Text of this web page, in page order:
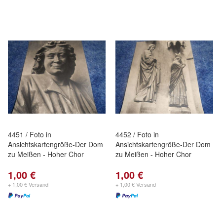
4451 / Foto in
Ansichtskartengröße-Der Dom
zu Meißen - Hoher Chor
1,00 €
+ 1,00 € Versand
4452 / Foto in
Ansichtskartengröße-Der Dom
zu Meißen - Hoher Chor
1,00 €
+ 1,00 € Versand